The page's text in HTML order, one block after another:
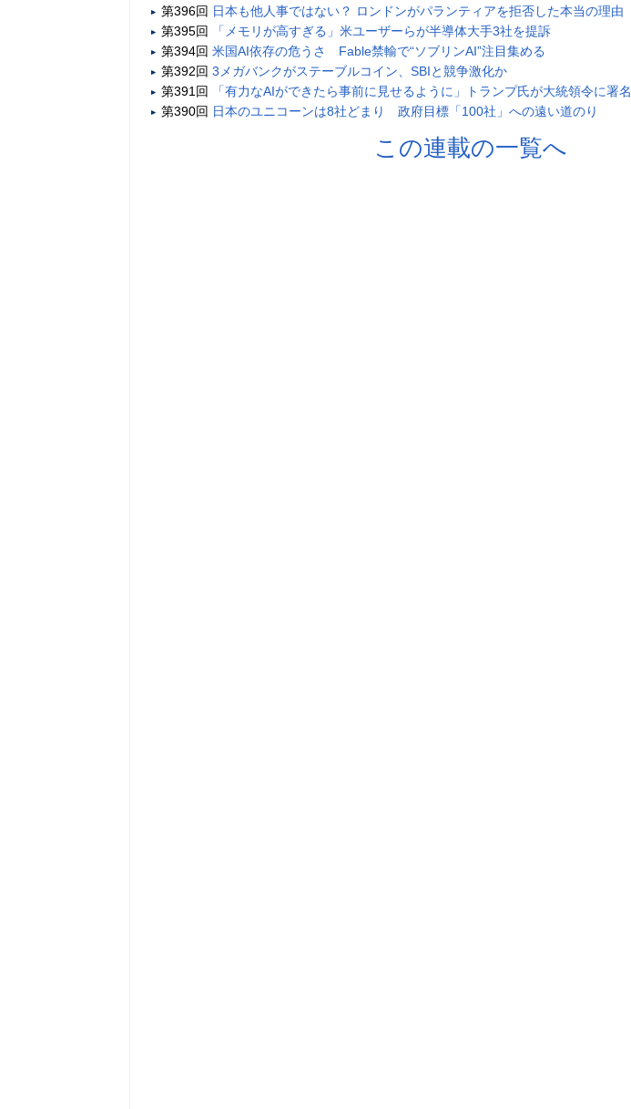
第396回 日本も他人事ではない？ ロンドンがパランティアを拒否した本当の理由
第395回
「メモリが高すぎる」米ユーザーらが半導体大手3社を提訴
第394回 米国AI依存の危うさ Fable禁輸で“ソブリンAI”注目集める
第392回 3メガバンクがステーブルコイン、SBIと競争激化か
第391回
「有力なAIができたら事前に見せるように」トランプ氏が大統領令に署名
第390回 日本のユニコーンは8社どまり 政府目標「100社」への遠い道のり
この連載の一覧へ